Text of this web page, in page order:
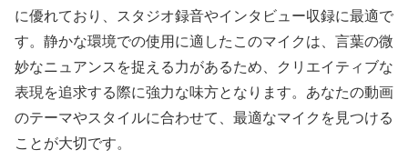
に優れており、スタジオ録音やインタビュー収録に最適で
す。静かな環境での使用に適したこのマイクは、言葉の微
妙なニュアンスを捉える力があるため、クリエイティブな
表現を追求する際に強力な味方となります。あなたの動画
のテーマやスタイルに合わせて、最適なマイクを見つける
ことが大切です。